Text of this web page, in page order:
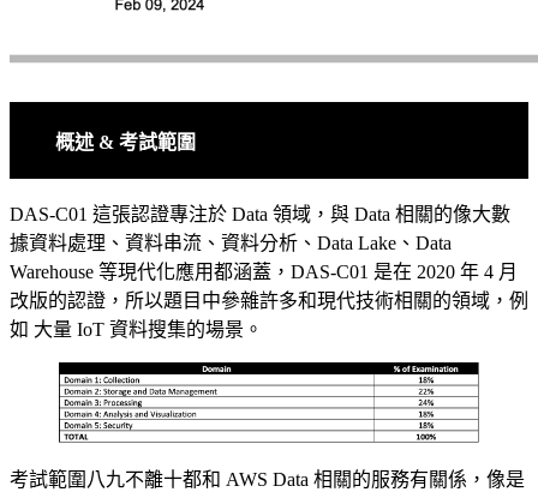
概述 & 考試範圍
DAS-C01 這張認證專注於 Data 領域，與 Data 相關的像大數
據資料處理、資料串流、資料分析、Data Lake、Data
Warehouse 等現代化應用都涵蓋，DAS-C01 是在 2020 年 4 月
改版的認證，所以題目中參雜許多和現代技術相關的領域，例
如 大量 IoT 資料搜集的場景。
考試範圍八九不離十都和 AWS Data 相關的服務有關係，像是